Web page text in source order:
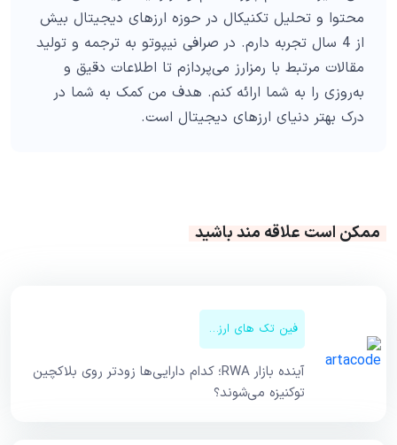
محتوا و تحلیل تکنیکال در حوزه ارزهای دیجیتال بیش
از 4 سال تجربه دارم. در صرافی نیپوتو به ترجمه و تولید
مقالات مرتبط با رمزارز می‌پردازم تا اطلاعات دقیق و
به‌روزی را به شما ارائه کنم. هدف من کمک به شما در
درک بهتر دنیای ارزهای دیجیتال است.
ممکن است علاقه مند باشید
فین تک های ارزهای دیجیتال
آینده بازار RWA؛ کدام دارایی‌ها زودتر روی بلاکچین
توکنیزه می‌شوند؟